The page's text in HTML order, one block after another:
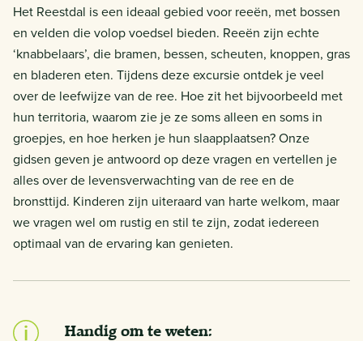
Het Reestdal is een ideaal gebied voor reeën, met bossen
en velden die volop voedsel bieden. Reeën zijn echte
‘knabbelaars’, die bramen, bessen, scheuten, knoppen, gras
en bladeren eten. Tijdens deze excursie ontdek je veel
over de leefwijze van de ree. Hoe zit het bijvoorbeeld met
hun territoria, waarom zie je ze soms alleen en soms in
groepjes, en hoe herken je hun slaapplaatsen? Onze
gidsen geven je antwoord op deze vragen en vertellen je
alles over de levensverwachting van de ree en de
bronsttijd. Kinderen zijn uiteraard van harte welkom, maar
we vragen wel om rustig en stil te zijn, zodat iedereen
optimaal van de ervaring kan genieten.
Handig om te weten: